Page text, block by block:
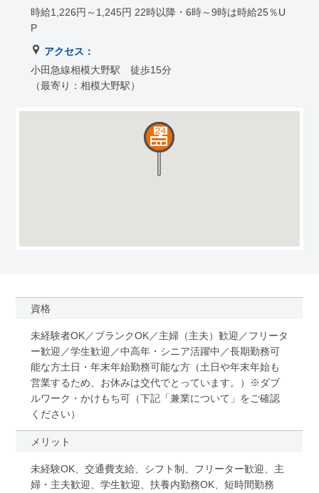
時給1,226円～1,245円 22時以降・6時～9時は時給25％U
P
アクセス：
小田急線相模大野駅 徒歩15分
（最寄り：相模大野駅）
資格
未経験者OK／ブランクOK／主婦（主夫）歓迎／フリータ
ー歓迎／学生歓迎／中高年・シニア活躍中／長期勤務可
能な方土日・年末年始勤務可能な方（土日や年末年始も
営業するため、お休みは交代でとっています。）※ダブ
ルワーク・かけもち可（下記「兼業について」をご確認
ください）
メリット
未経験OK、交通費支給、シフト制、フリーター歓迎、主
婦・主夫歓迎、学生歓迎、扶養内勤務OK、短時間勤務